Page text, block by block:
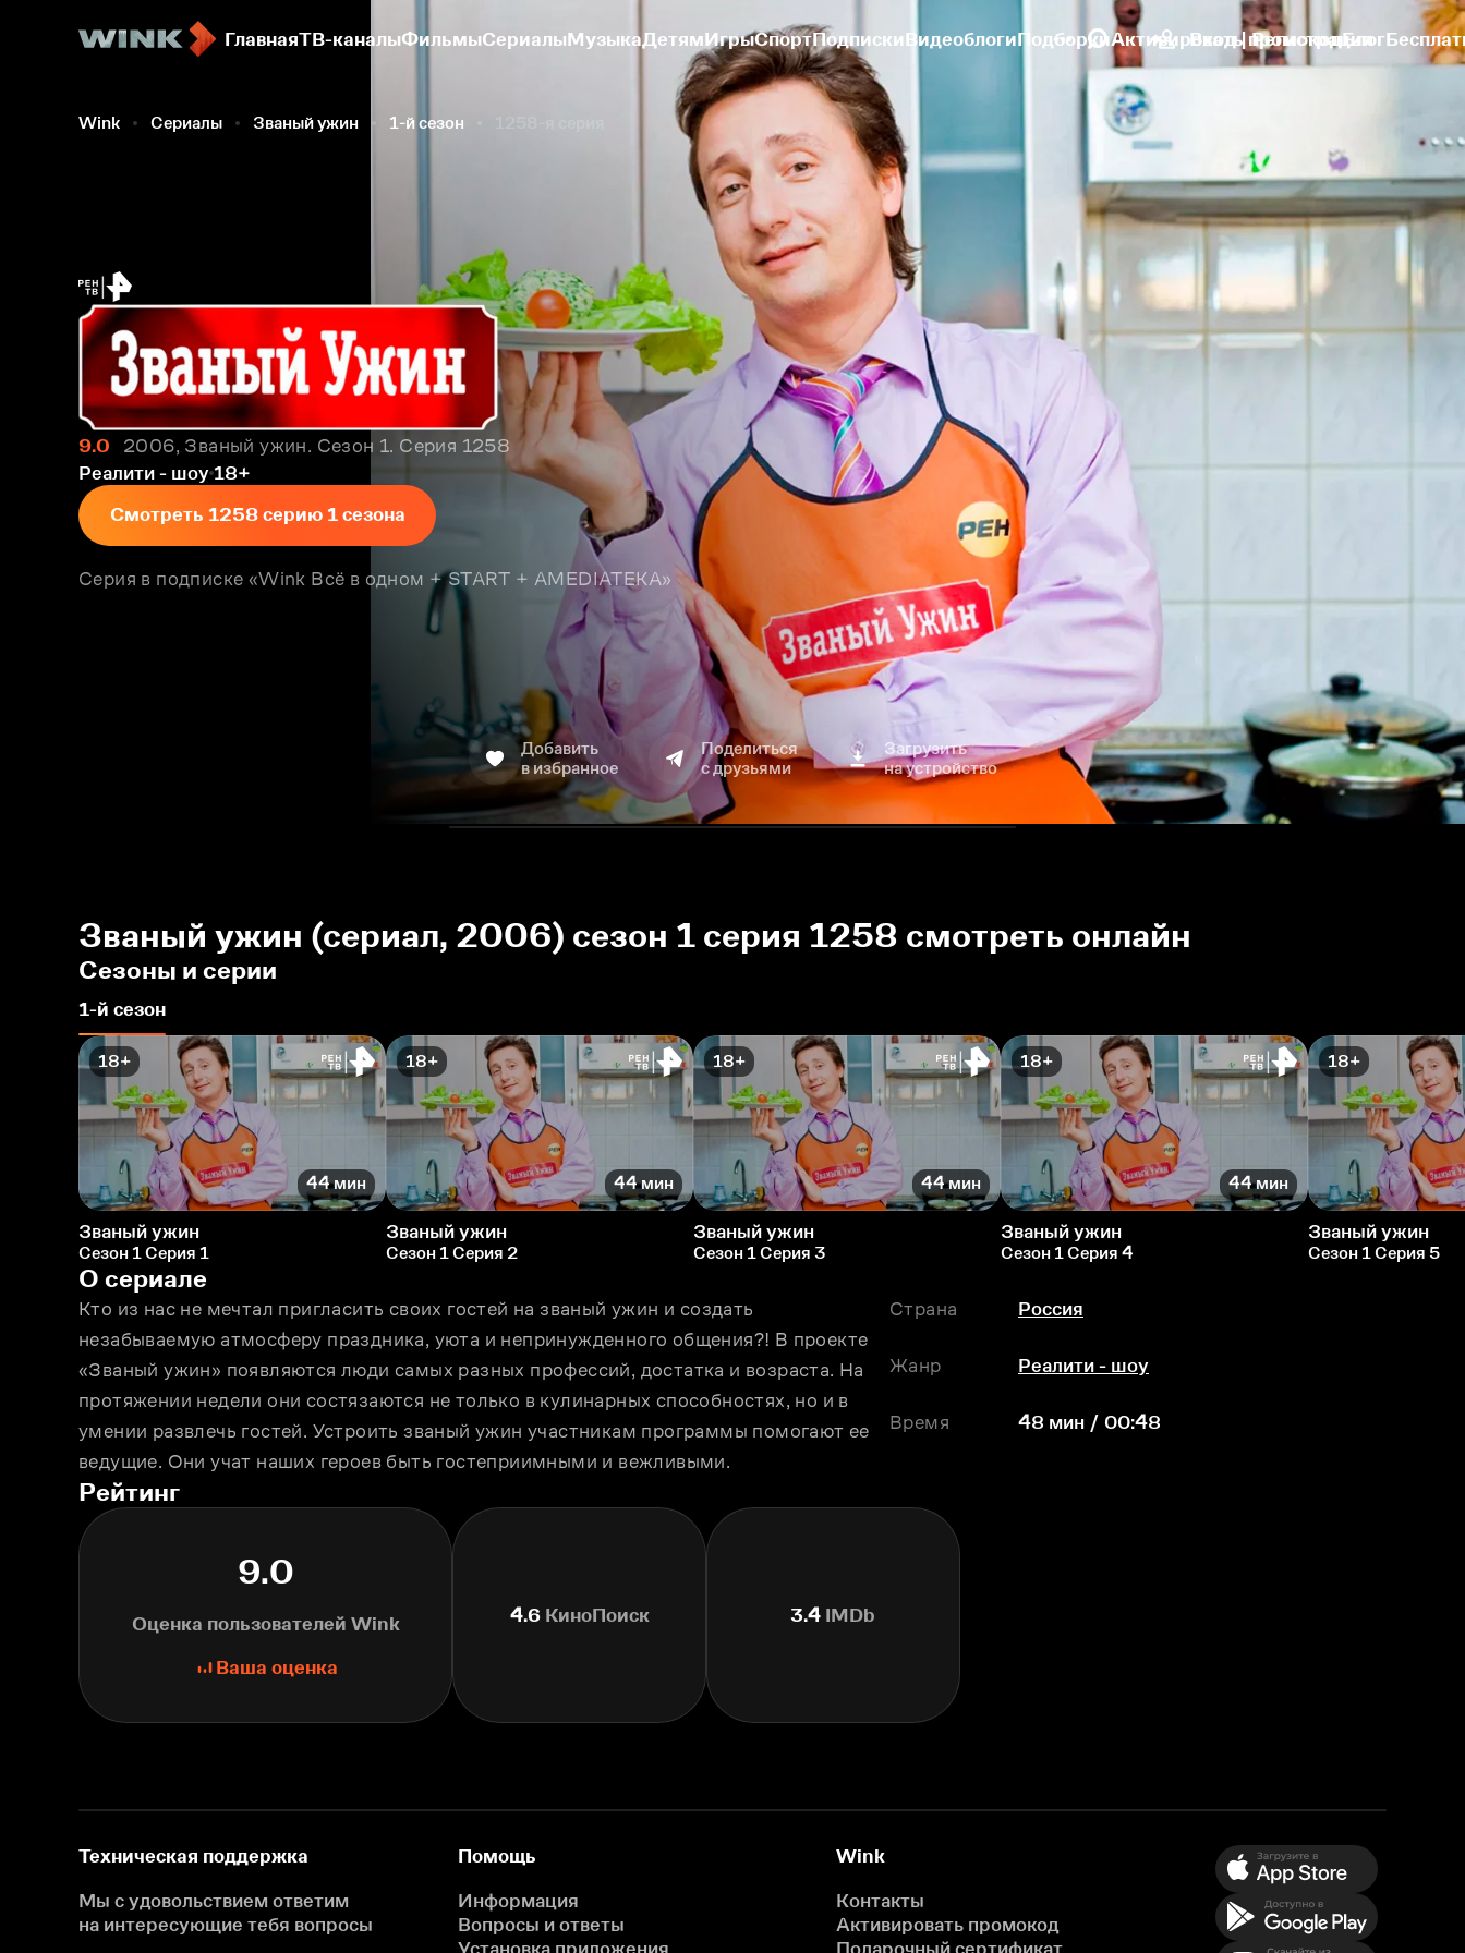
ГлавнаяТВ-каналыФильмыСериалыМузыкаДетямИгрыСпортПодпискиВидеоблогиПодборкиАктивировать промокодБлог
Вход | Регистрация
Wink Сериалы Званый ужин 1-й сезон
9.0
2006, Званый ужин. Сезон 1. Серия 1258
Реалити - шоу 18+
Смотреть 1258 серию 1 сезона
Серия в подписке «Wink Всё в одном + START + AMEDIATEKA»
Добавить
в избранное
Поделиться
с друзьями
Загрузить
на устройство
Званый ужин (сериал, 2006) сезон 1 серия 1258 смотреть онлайн
Сезоны и серии
1-й сезон
18+
44 мин
Званый ужин
Сезон 1 Серия 1
18+
44 мин
Званый ужин
Сезон 1 Серия 2
18+
44 мин
Званый ужин
Сезон 1 Серия 3
18+
44 мин
Званый ужин
Сезон 1 Серия 4
18+
Званый ужин
Сезон 1 Серия 5
О сериале
Кто из нас не мечтал пригласить своих гостей на званый ужин и создать
незабываемую атмосферу праздника, уюта и непринужденного общения?! В проекте
«Званый ужин» появляются люди самых разных профессий, достатка и возраста. На
протяжении недели они состязаются не только в кулинарных способностях, но и в
умении развлечь гостей. Устроить званый ужин участникам программы помогают ее
ведущие. Они учат наших героев быть гостеприимными и вежливыми.
Страна Россия
Жанр Реалити - шоу
Время 48 мин / 00:48
Рейтинг
9.0
Оценка пользователей Wink
Ваша оценка
4.6КиноПоиск 3.4 IMDb
Техническая поддержка
Мы с удовольствием ответим
на интересующие тебя вопросы
Помощь
Информация
Вопросы и ответы
Установка приложения
Wink
Контакты
Активировать промокод
Подарочный сертификат